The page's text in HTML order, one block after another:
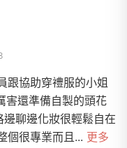
跟協助穿禮服的小姐
害還準備自製的頭花
聊邊化妝很輕鬆自在
個很專業而且... 更多